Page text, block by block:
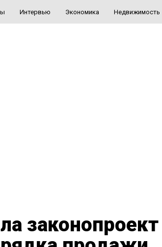
Интервью Экономика Недвижимость